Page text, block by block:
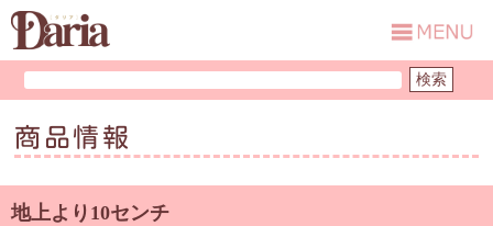
商品情報
地上より10センチ